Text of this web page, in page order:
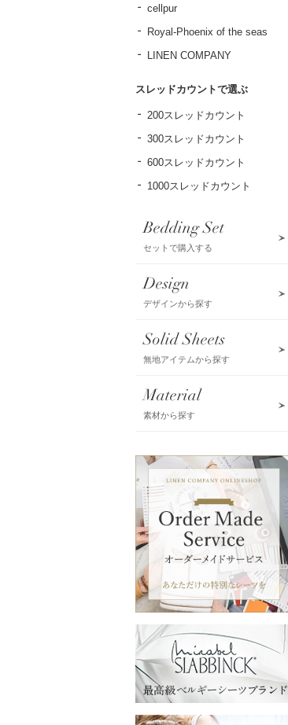
cellpur
Royal-Phoenix of the seas
LINEN COMPANY
スレッドカウントで選ぶ
200スレッドカウント
300スレッドカウント
600スレッドカウント
1000スレッドカウント
Bedding Set
セットで購入する
Design
デザインから探す
Solid Sheets
無地アイテムから探す
Material
素材から探す